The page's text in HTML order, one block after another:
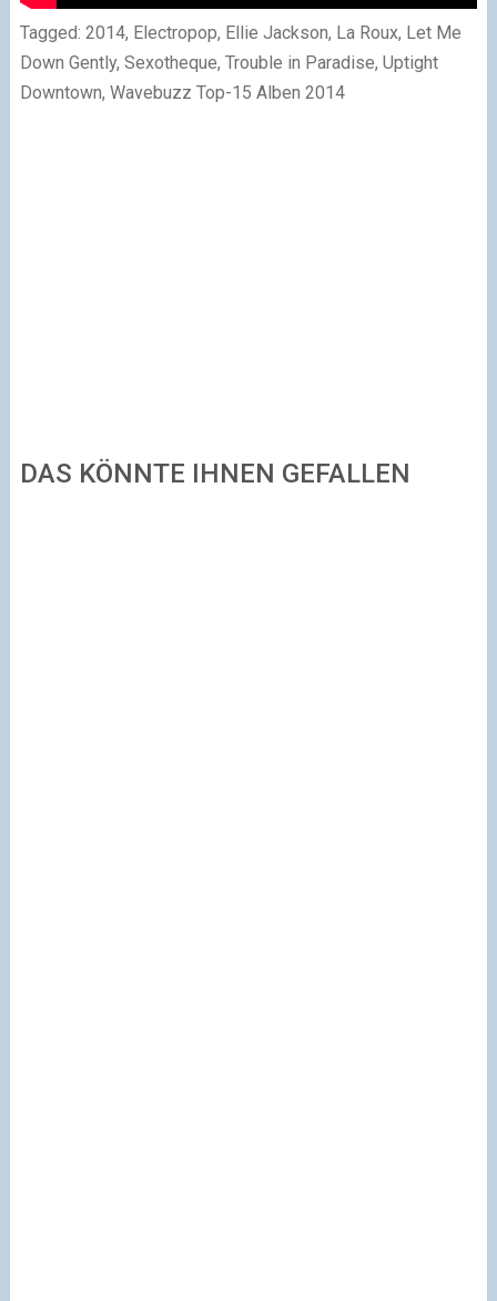
Tagged: 2014, Electropop, Ellie Jackson, La Roux, Let Me
Down Gently, Sexotheque, Trouble in Paradise, Uptight
Downtown, Wavebuzz Top-15 Alben 2014
DAS KÖNNTE IHNEN GEFALLEN